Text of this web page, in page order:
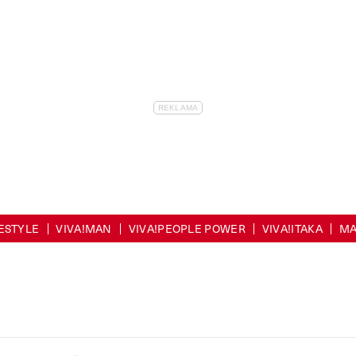
VIVA!MAN VIVA!PEOPLE POWER VIVA!ITAKA